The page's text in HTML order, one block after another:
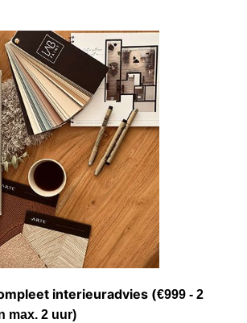
interieuradvies (€999 - 2
max. 2 uur)